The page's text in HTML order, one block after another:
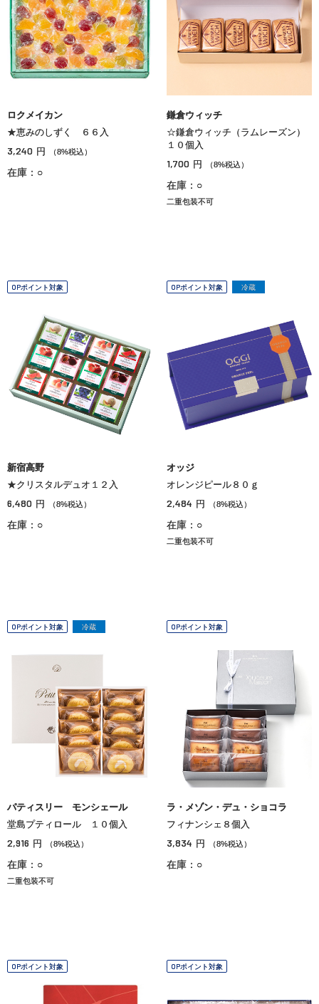
ロクメイカン
★恵みのしずく ６６入
3,240 円 （8%税込）
在庫：○
鎌倉ウィッチ
☆鎌倉ウィッチ（ラムレーズン）
１０個入
1,700 円 （8%税込）
在庫：○
二重包装不可
OPポイント対象
新宿高野
★クリスタルデュオ１２入
6,480 円 （8%税込）
在庫：○
OPポイント対象 冷蔵
オッジ
オレンジピール８０ｇ
2,484 円 （8%税込）
在庫：○
二重包装不可
OPポイント対象 冷蔵
パティスリー モンシェール
堂島プティロール １０個入
2,916 円 （8%税込）
在庫：○
二重包装不可
OPポイント対象
ラ・メゾン・デュ・ショコラ
フィナンシェ８個入
3,834 円 （8%税込）
在庫：○
OPポイント対象 OPポイント対象